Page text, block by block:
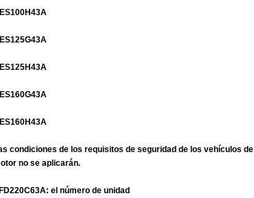
condiciones de los requisitos de seguridad de los vehículos de
no se aplicarán.
el número de unidad